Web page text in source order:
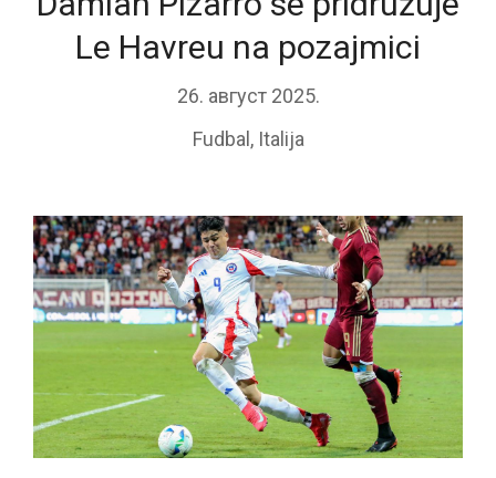
Le Havreu na pozajmici
26. август 2025.
Fudbal , Italija